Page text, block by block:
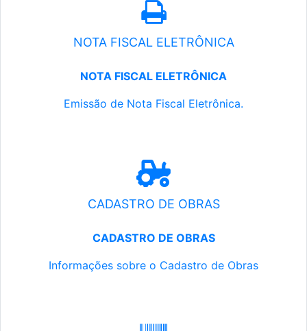
NOTA FISCAL ELETRÔNICA
NOTA FISCAL ELETRÔNICA
Emissão de Nota Fiscal Eletrônica.
CADASTRO DE OBRAS
CADASTRO DE OBRAS
Informações sobre o Cadastro de Obras